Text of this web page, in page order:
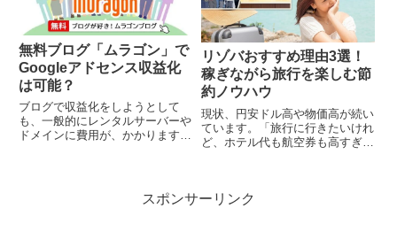
無料ブログ「ムラゴン」で
Googleアドセンス収益化
は可能？
ブログで収益化をしようとして
も、一般的にレンタルサーバーや
ドメインに費用が、かかります。
ちは！親子で世の中の気になる情
報や疑問を追求している、...
リゾバおすすめ理由3選！
稼ぎながら旅行を楽しむ節
約ノウハウ
現状、円安ドル高や物価高が続い
ています。「旅行に行きたいけれ
ど、ホテル代も航空券も高すぎて
を追求している、いっちー＆まち
スポンサーリンク